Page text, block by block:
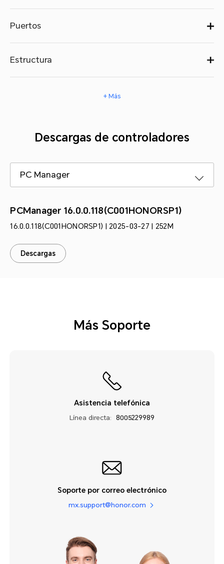
Puertos
Estructura
+ Más
Descargas de controladores
PC Manager
PCManager 16.0.0.118(C001HONORSP1)
16.0.0.118(C001HONORSP1) | 2025-03-27 | 252M
Descargas
Más Soporte
Asistencia telefónica
Línea directa: 8005229989
Soporte por correo electrónico
mx.support@honor.com